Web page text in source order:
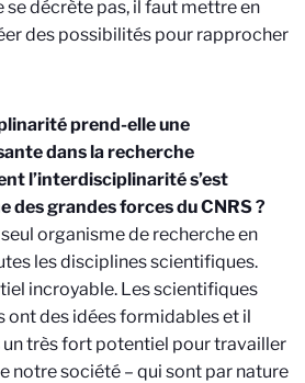
se décrète pas, il faut mettre en
des possibilités pour rapprocher
prend-elle une
dans la recherche
l’interdisciplinarité s’est
des grandes forces du CNRS ?
seul organisme de recherche en
les disciplines scientifiques.
incroyable. Les scientifiques
ont des idées formidables et il
un très fort potentiel pour travailler
notre société – qui sont par nature